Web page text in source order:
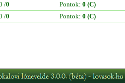
/0 Pontok: 0 (C)
/0 Pontok: 0 (C)